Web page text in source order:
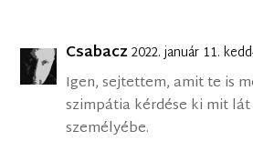
Csabacz 2022. január 11.
Igen, sejtettem, amit te is
szimpátia kérdése ki mit
személyébe.